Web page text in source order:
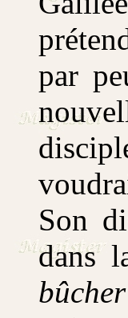
par
Son
dans